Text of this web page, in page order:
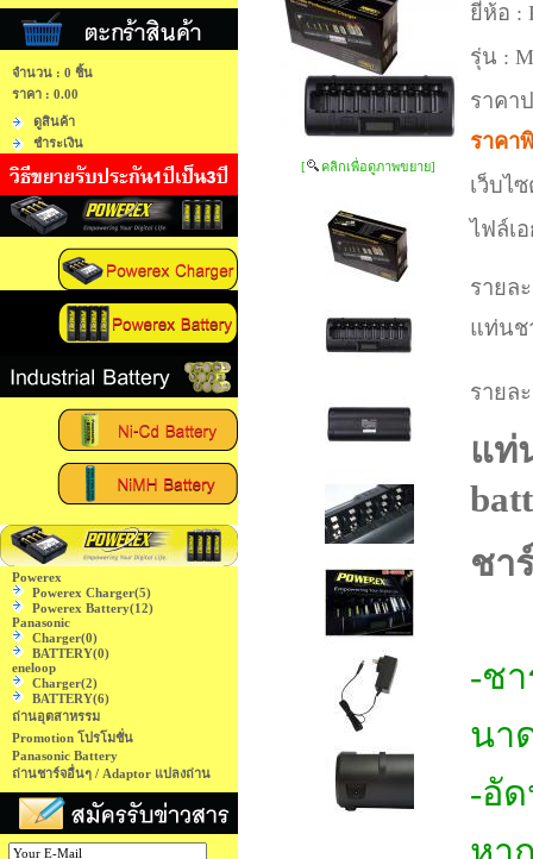
จำนวน : 0 ชิ้น
ราคา : 0.00
ดูสินค้า
ชำระเงิน
Powerex
Powerex Charger(5)
Powerex Battery(12)
Panasonic
Charger(0)
BATTERY(0)
eneloop
Charger(2)
BATTERY(6)
ถ่านอุตสาหรรม
Promotion โปรโมชั่น
Panasonic Battery
ถ่านชาร์จอื่นๆ / Adaptor แปลงถ่าน
[ คลิกเพื่อดูภาพขยาย]
ยี่ห้อ :
รุ่น :
ราคา
ราคา
เว็บไ
ไฟล์เ
รายล
แท่นช
รายล
แท่
ชา
-ช
นา
-อั